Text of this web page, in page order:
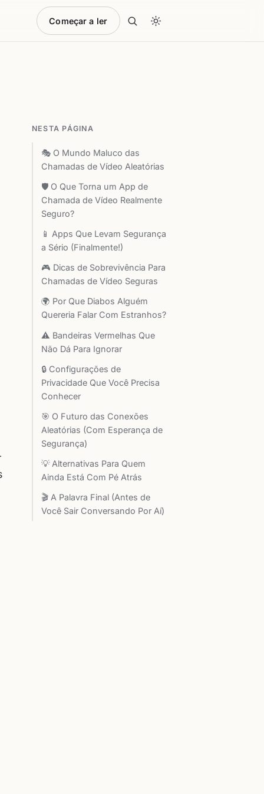
Começar a ler
NESTA PÁGINA
🎭 O Mundo Maluco das
Chamadas de Vídeo Aleatórias
🛡️ O Que Torna um App de
Chamada de Vídeo Realmente
Seguro?
📱 Apps Que Levam Segurança
a Sério (Finalmente!)
🎮 Dicas de Sobrevivência Para
Chamadas de Vídeo Seguras
🌍 Por Que Diabos Alguém
Quereria Falar Com Estranhos?
⚠️ Bandeiras Vermelhas Que
Não Dá Para Ignorar
🔒 Configurações de
Privacidade Que Você Precisa
Conhecer
🎯 O Futuro das Conexões
Aleatórias (Com Esperança de
Segurança)
💡 Alternativas Para Quem
Ainda Está Com Pé Atrás
🎬 A Palavra Final (Antes de
Você Sair Conversando Por Aí)